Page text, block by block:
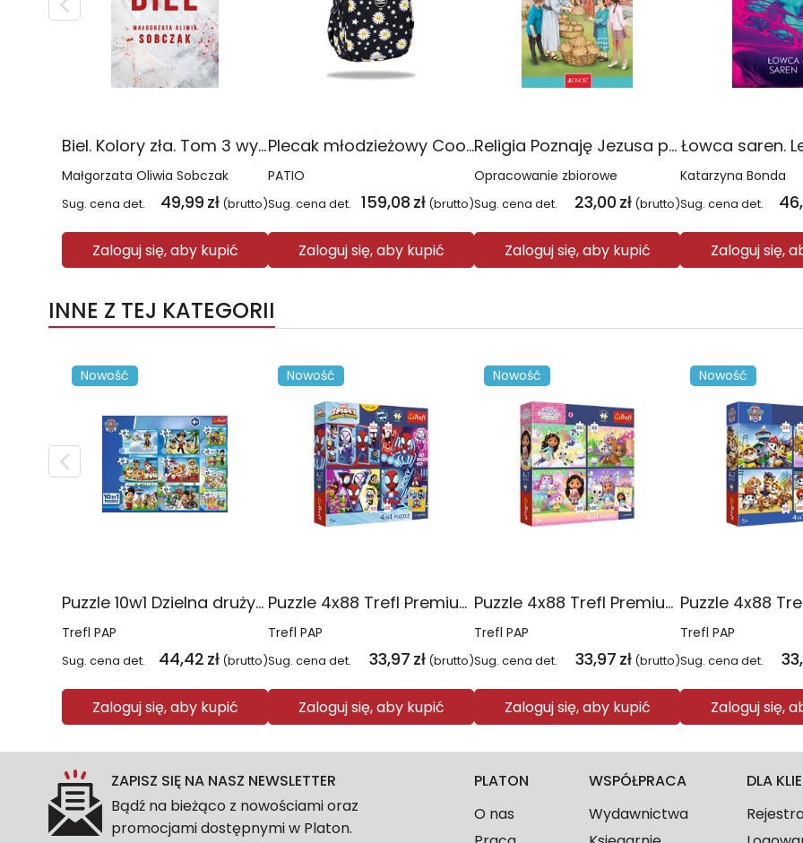
Biel. Kolory zła. Tom 3 wyd. 2025
Małgorzata Oliwia Sobczak
Sug. cena det. 49,99 zł (brutto)
Zaloguj się, aby kupić
Plecak młodzieżowy Coolpack Jerry Daisy Black
PATIO
Sug. cena det. 159,08 zł (brutto)
Zaloguj się, aby kupić
Religia Poznaję Jezusa podręcznik dla klasy 3 szkoły podstawowej
Opracowanie zbiorowe
Sug. cena det. 23,00 zł (brutto)
Zaloguj się, aby kupić
Łowca saren.
Katarzyna Bonda
Sug. cena det.
Zaloguj się,
INNE Z TEJ KATEGORII
Nowość
Puzzle 10w1 Dzielna drużyna Psiego Patrolu 96012
Trefl PAP
Sug. cena det. 44,42 zł (brutto)
Zaloguj się, aby kupić
Nowość
Puzzle 4x88 Trefl Premium Plus Kids Pajęczy dzień Spidey 34696
Trefl PAP
Sug. cena det. 33,97 zł (brutto)
Zaloguj się, aby kupić
Nowość
Puzzle 4x88 Trefl Premium Plus Kids Kocie harce Koci Domek Gabi 34694
Trefl PAP
Sug. cena det. 33,97 zł (brutto)
Zaloguj się, aby kupić
Nowość
Trefl PAP
Sug. cena det.
Zaloguj się,
ZAPISZ SIĘ NA NASZ NEWSLETTER
Bądź na bieżąco z nowościami oraz
promocjami dostępnymi w Platon.
PLATON
O nas
WSPÓŁPRACA
Wydawnictwa
DLA